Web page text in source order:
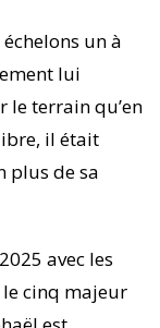
un à
lui
terrain qu’en
il était
plus de sa
avec les
le cinq majeur